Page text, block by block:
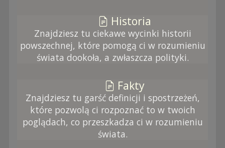
Historia
Znajdziesz tu ciekawe wycinki historii
powszechnej, które pomogą ci w rozumieniu
świata dookoła, a zwłaszcza polityki.
Fakty
Znajdziesz tu garść definicji i spostrzeżeń,
które pozwolą ci rozpoznać to w twoich
poglądach, co przeszkadza ci w rozumieniu
świata.